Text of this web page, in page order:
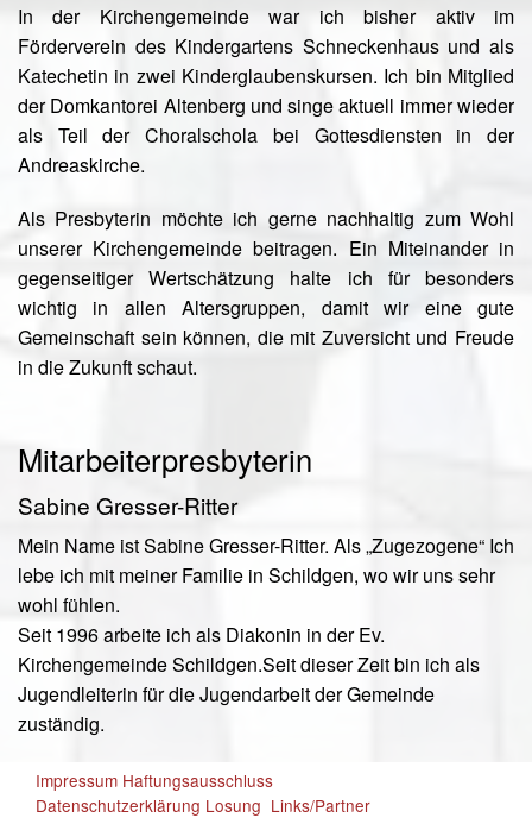
In der Kirchengemeinde war ich bisher aktiv im
Förderverein des Kindergartens Schneckenhaus und als
Katechetin in zwei Kinderglaubenskursen. Ich bin Mitglied
der Domkantorei Altenberg und singe aktuell immer wieder
als Teil der Choralschola bei Gottesdiensten in der
Andreaskirche.
Als Presbyterin möchte ich gerne nachhaltig zum Wohl
unserer Kirchengemeinde beitragen. Ein Miteinander in
gegenseitiger Wertschätzung halte ich für besonders
wichtig in allen Altersgruppen, damit wir eine gute
Gemeinschaft sein können, die mit Zuversicht und Freude
in die Zukunft schaut.
Mitarbeiterpresbyterin
Sabine Gresser-Ritter
Mein Name ist Sabine Gresser-Ritter. Als „Zugezogene“ Ich
lebe ich mit meiner Familie in Schildgen, wo wir uns sehr
wohl fühlen.
Seit 1996 arbeite ich als Diakonin in der Ev.
Kirchengemeinde Schildgen.Seit dieser Zeit bin ich als
Jugendleiterin für die Jugendarbeit der Gemeinde
zuständig.
Impressum Haftungsausschluss
Datenschutzerklärung Losung Links/Partner